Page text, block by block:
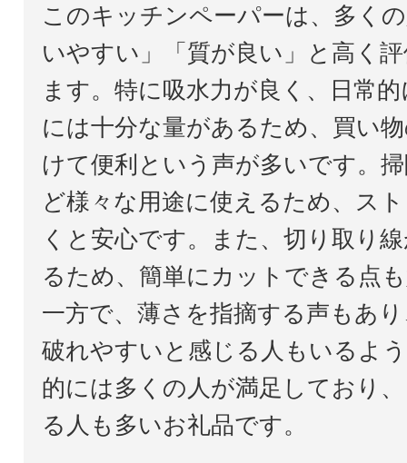
このキッチンペーパーは、多く
いやすい」「質が良い」と高く
ます。特に吸水力が良く、日常
には十分な量があるため、買い
けて便利という声が多いです。
ど様々な用途に使えるため、ス
くと安心です。また、切り取り
るため、簡単にカットできる点
一方で、薄さを指摘する声もあ
破れやすいと感じる人もいるよ
的には多くの人が満足しており
る人も多いお礼品です。